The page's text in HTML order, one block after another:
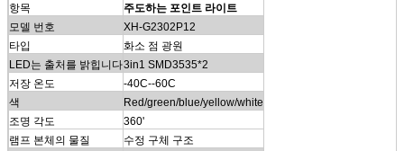
항목
주도하는 포인트 라이트
모델 번호
XH-G2302P12
타입
화소 점 광원
LED는 출처를 밝힙니다3in1 SMD3535*2
저장 온도
-40C--60C
색
Red/green/blue/yellow/white
조명 각도
360'
램프 본체의 물질
수정 구체 구조